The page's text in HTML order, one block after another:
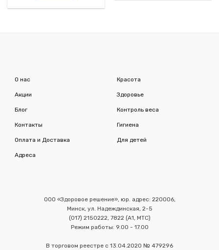
О нас
Акции
Блог
Контакты
Оплата и Доставка
Адреса
Красота
Здоровье
Контроль веса
Гигиена
Для детей
ООО «Здоровое решение», юр. адрес: 220006,
Минск, ул. Надеждинская, 2-5
(017) 2150222, 7822 (А1, МТС)
Режим работы: 9.00 - 17.00
В торговом реестре с 13.04.2020 № 479296